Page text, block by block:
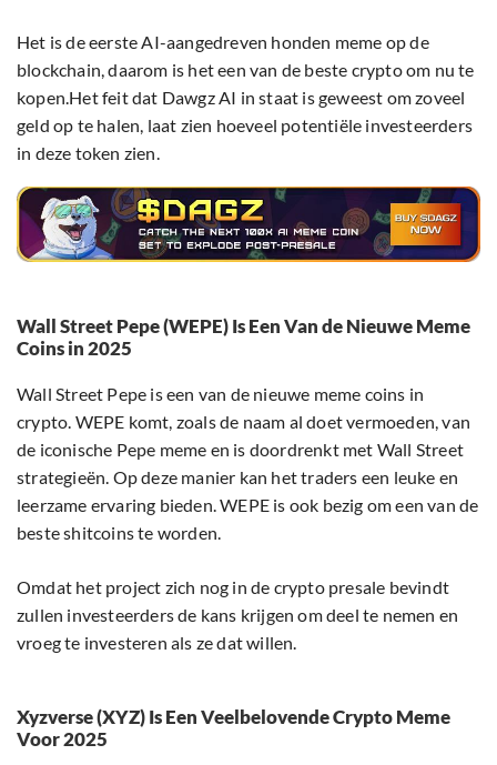
Het is de eerste AI-aangedreven honden meme op de
blockchain, daarom is het een van de beste crypto om nu te
kopen.Het feit dat Dawgz AI in staat is geweest om zoveel
geld op te halen, laat zien hoeveel potentiële investeerders
in deze token zien.
Wall Street Pepe (WEPE) Is Een Van de Nieuwe Meme
Coins in 2025
Wall Street Pepe is een van de nieuwe meme coins in
crypto. WEPE komt, zoals de naam al doet vermoeden, van
de iconische Pepe meme en is doordrenkt met Wall Street
strategieën. Op deze manier kan het traders een leuke en
leerzame ervaring bieden. WEPE is ook bezig om een van de
beste shitcoins te worden.
Omdat het project zich nog in de crypto presale bevindt
zullen investeerders de kans krijgen om deel te nemen en
vroeg te investeren als ze dat willen.
Xyzverse (XYZ) Is Een Veelbelovende Crypto Meme
Voor 2025